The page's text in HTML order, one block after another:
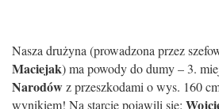
Nasza drużyna (prowadzona przez
Maciejak) ma powody do dumy – 3.
Narodówz przeszkodami o wys. 160
wynikiem! Na starcie pojawili się: